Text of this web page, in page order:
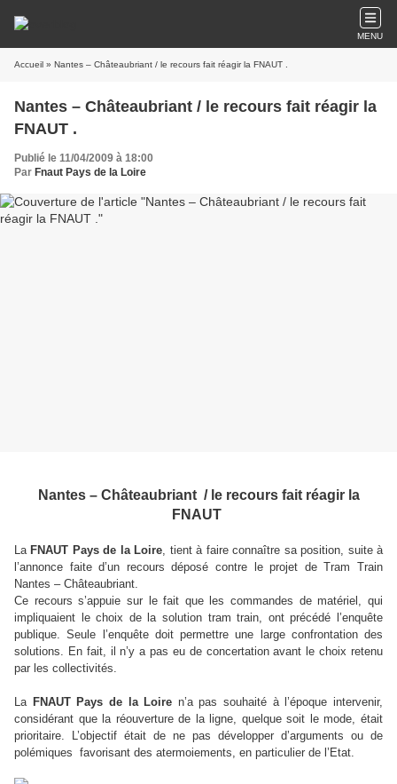
MENU
Accueil » Nantes – Châteaubriant / le recours fait réagir la FNAUT .
Nantes – Châteaubriant / le recours fait réagir la
FNAUT .
Publié le 11/04/2009 à 18:00
Par Fnaut Pays de la Loire
Nantes – Châteaubriant / le recours fait réagir la
FNAUT
La FNAUT Pays de la Loire, tient à faire connaître sa position, suite à
l’annonce faite d’un recours déposé contre le projet de Tram Train
Nantes – Châteaubriant.
Ce recours s’appuie sur le fait que les commandes de matériel, qui
impliquaient le choix de la solution tram train, ont précédé l’enquête
publique. Seule l’enquête doit permettre une large confrontation des
solutions. En fait, il n’y a pas eu de concertation avant le choix retenu
par les collectivités.
La FNAUT Pays de la Loire n’a pas souhaité à l’époque intervenir,
considérant que la réouverture de la ligne, quelque soit le mode, était
prioritaire. L’objectif était de ne pas développer d’arguments ou de
polémiques favorisant des atermoiements, en particulier de l’Etat.